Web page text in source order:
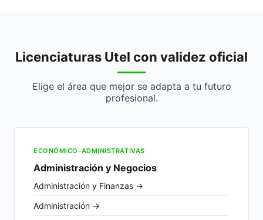
Licenciaturas Utel con validez oficial
Elige el área que mejor se adapta a tu futuro
profesional.
ECONÓMICO-ADMINISTRATIVAS
Administración y Negocios
Administración y Finanzas →
Administración →